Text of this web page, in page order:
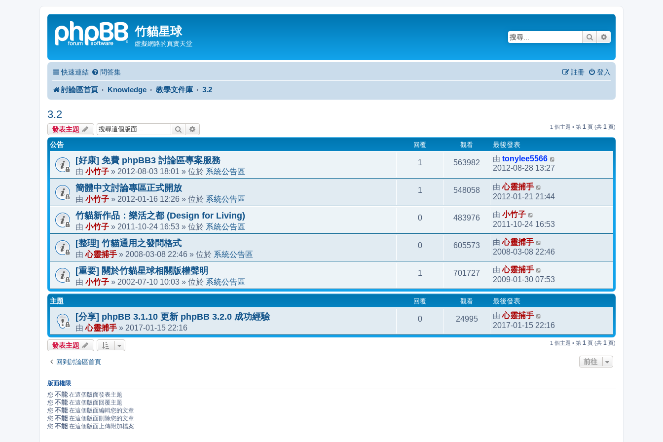
竹貓星球
虛擬網路的真實天堂
搜尋
快速連結 問答集 登入
註冊
討論區首頁 Knowledge 教學文件庫 3.2
3.2
發表主題 搜尋 1 個主題 • 第 1 頁 (共 1 頁)
公告 回覆 觀看 最後發表
[好康] 免費 phpBB3 討論區專案服務
由 小竹子 » 2012-08-03 18:01 » 位於 系統公告區
1 563982 由 tonylee5566
2012-08-28 13:27
簡體中文討論專區正式開放
由 小竹子 » 2012-01-16 12:26 » 位於 系統公告區
1 548058 由心靈捕手
2012-01-21 21:44
竹貓新作品：樂活之都 (Design for Living)
由 小竹子 » 2011-10-24 16:53 » 位於 系統公告區
0 483976 由 小竹子
2011-10-24 16:53
[整理] 竹貓通用之發問格式
由心靈捕手 » 2008-03-08 22:46 » 位於 系統公告區
0 605573 由心靈捕手
2008-03-08 22:46
[重要] 關於竹貓星球相關版權聲明
由 小竹子 » 2002-07-10 10:03 » 位於 系統公告區
1 701727 由心靈捕手
2009-01-30 07:53
主題 回覆 觀看 最後發表
[分享] phpBB 3.1.10 更新 phpBB 3.2.0 成功經驗
由心靈捕手 » 2017-01-15 22:16
0 24995 由心靈捕手
2017-01-15 22:16
發表主題 1 個主題 • 第 1 頁 (共 1 頁)
回到討論區首頁 前往
版面權限
您 不能 在這個版面發表主題
您 不能 在這個版面回覆主題
您 不能 在這個版面編輯您的文章
您 不能 在這個版面刪除您的文章
您 不能 在這個版面上傳附加檔案